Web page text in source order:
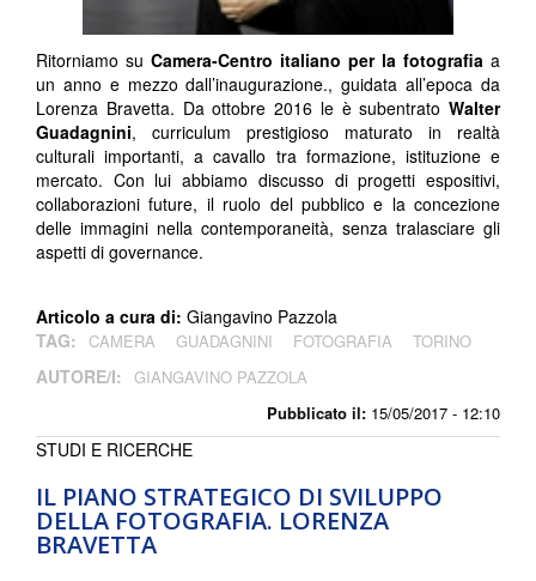
Pubblicato il: 15/05/2017 - 12:10
Ritorniamo su Camera-Centro italiano per la fotografia a
un anno e mezzo dall’inaugurazione., guidata all’epoca da
Lorenza Bravetta. Da ottobre 2016 le è subentrato Walter
Guadagnini, curriculum prestigioso maturato in realtà
culturali importanti, a cavallo tra formazione, istituzione e
mercato. Con lui abbiamo discusso di progetti espositivi,
collaborazioni future, il ruolo del pubblico e la concezione
delle immagini nella contemporaneità, senza tralasciare gli
aspetti di governance.
Articolo a cura di: Giangavino Pazzola
TAG:
CAMERA GUADAGNINI FOTOGRAFIA TORINO
AUTORE/I: GIANGAVINO PAZZOLA
IL PIANO STRATEGICO DI SVILUPPO
DELLA FOTOGRAFIA. LORENZA
BRAVETTA
STUDI E RICERCHE